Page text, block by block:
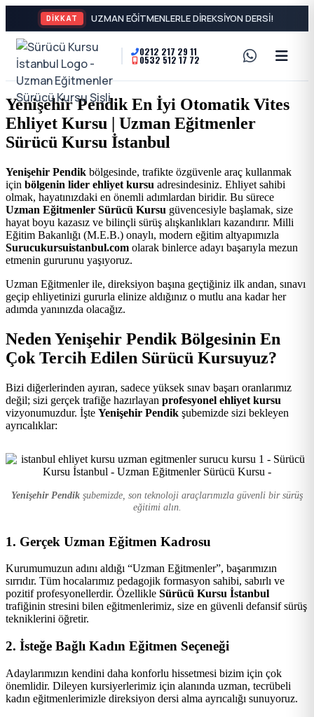
DİKKAT
Sürücü
Kursu
İstanbul
-
Şişli
En
İyi
Ehliyet
Kursu
A2
Motor
Ehliyeti
ve
Özel
Direksiyon
Dersi
0212 217 29 11
0532 512 17 72
Yenişehir Pendik En İyi Otomatik Vites
Ehliyet Kursu | Uzman Eğitmenler
Sürücü Kursu İstanbul
Yenişehir Pendik bölgesinde, trafikte özgüvenle araç kullanmak
için bölgenin lider ehliyet kursu adresindesiniz. Ehliyet sahibi
olmak, hayatınızdaki en önemli adımlardan biridir. Bu sürece
Uzman Eğitmenler Sürücü Kursu güvencesiyle başlamak, size
hayat boyu kazasız ve bilinçli sürüş alışkanlıkları kazandırır. Milli
Eğitim Bakanlığı (M.E.B.) onaylı, modern eğitim altyapımızla
Surucukursuistanbul.com olarak binlerce adayı başarıyla mezun
etmenin gururunu yaşıyoruz.
Uzman Eğitmenler ile, direksiyon başına geçtiğiniz ilk andan, sınavı
geçip ehliyetinizi gururla elinize aldığınız o mutlu ana kadar her
adımda yanınızda olacağız.
Neden Yenişehir Pendik Bölgesinin En
Çok Tercih Edilen Sürücü Kursuyuz?
Bizi diğerlerinden ayıran, sadece yüksek sınav başarı oranlarımız
değil; sizi gerçek trafiğe hazırlayan profesyonel ehliyet kursu
vizyonumuzdur. İşte Yenişehir Pendik şubemizde sizi bekleyen
ayrıcalıklar:
Yenişehir Pendik şubemizde, son teknoloji araçlarımızla güvenli bir sürüş
eğitimi alın.
1. Gerçek Uzman Eğitmen Kadrosu
Kurumumuzun adını aldığı “Uzman Eğitmenler”, başarımızın
sırrıdır. Tüm hocalarımız pedagojik formasyon sahibi, sabırlı ve
pozitif profesyonellerdir. Özellikle Sürücü Kursu İstanbul
trafiğinin stresini bilen eğitmenlerimiz, size en güvenli defansif sürüş
tekniklerini öğretir.
2. İsteğe Bağlı Kadın Eğitmen Seçeneği
Adaylarımızın kendini daha konforlu hissetmesi bizim için çok
önemlidir. Dileyen kursiyerlerimiz için alanında uzman, tecrübeli
kadın eğitmenlerimizle direksiyon dersi alma ayrıcalığı sunuyoruz.